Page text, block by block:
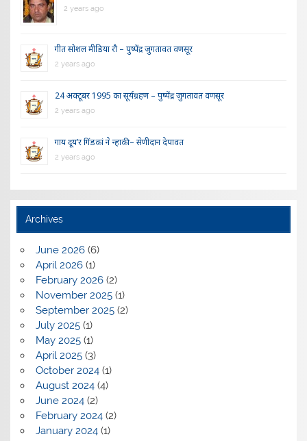
2 years ago
गीत सोशल मीडिया रौ – पुष्पेंद्र जुगतावत वणसूर
2 years ago
24 अक्टूबर 1995 का सूर्यग्रहण – पुष्पेंद्र जुगतावत वणसूर
2 years ago
गाय दूय’र गिंडकां ने न्हाकी – सेणीदान देपावत
2 years ago
Archives
June 2026(6)
April 2026(1)
February 2026(2)
November 2025(1)
September 2025(2)
July 2025(1)
May 2025(1)
April 2025(3)
October 2024(1)
August 2024(4)
June 2024(2)
February 2024(2)
January 2024(1)